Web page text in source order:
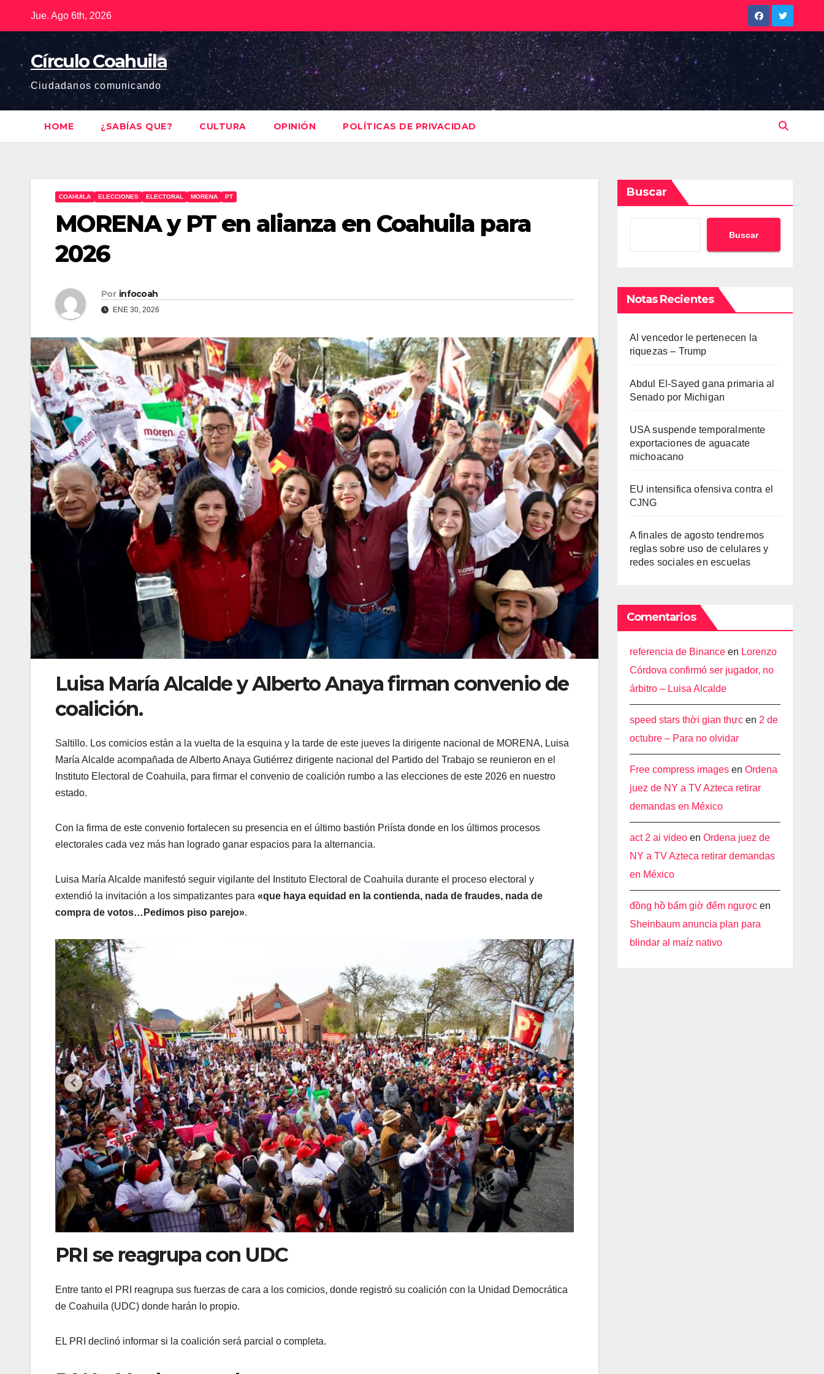
Jue. Ago 6th, 2026
Círculo Coahuila
Ciudadanos comunicando
HOME ¿SABÍAS QUE? CULTURA OPINIÓN POLÍTICAS DE PRIVACIDAD
COAHUILA ELECCIONES ELECTORAL MORENA PT
MORENA y PT en alianza en Coahuila para
2026
Por infocoah
ENE 30, 2026
Luisa María Alcalde y Alberto Anaya firman convenio de
coalición.
Saltillo. Los comicios están a la vuelta de la esquina y la tarde de este jueves la dirigente nacional de MORENA, Luisa
María Alcalde acompañada de Alberto Anaya Gutiérrez dirigente nacional del Partido del Trabajo se reunieron en el
Instituto Electoral de Coahuila, para firmar el convenio de coalición rumbo a las elecciones de este 2026 en nuestro
estado.
Con la firma de este convenio fortalecen su presencia en el último bastión Priísta donde en los últimos procesos
electorales cada vez más han logrado ganar espacios para la alternancia.
Luisa María Alcalde manifestó seguir vigilante del Instituto Electoral de Coahuila durante el proceso electoral y
extendió la invitación a los simpatizantes para «que haya equidad en la contienda, nada de fraudes, nada de
compra de votos…Pedimos piso parejo».
PRI se reagrupa con UDC
Entre tanto el PRI reagrupa sus fuerzas de cara a los comicios, donde registró su coalición con la Unidad Democrática
de Coahuila (UDC) donde harán lo propio.
EL PRI declinó informar si la coalición será parcial o completa.
Buscar
Buscar
Notas Recientes
Al vencedor le pertenecen la
riquezas – Trump
Abdul El-Sayed gana primaria al
Senado por Michigan
USA suspende temporalmente
exportaciones de aguacate
michoacano
EU intensifica ofensiva contra el
CJNG
A finales de agosto tendremos
reglas sobre uso de celulares y
redes sociales en escuelas
Comentarios
referencia de Binanceen Lorenzo
Córdova confirmó ser jugador, no
árbitro – Luisa Alcalde
speed stars thời gian thựcen 2 de
octubre – Para no olvidar
Free compress imagesen Ordena
juez de NY a TV Azteca retirar
demandas en México
act 2 ai videoen Ordena juez de
NY a TV Azteca retirar demandas
en México
đồng hồ bấm giờ đếm ngượcen
Sheinbaum anuncia plan para
blindar al maíz nativo